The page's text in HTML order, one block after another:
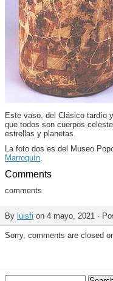
Este vaso, del Clásico tardío
que todos son cuerpos
estrellas y planetas.
La foto dos es del Museo
Marroquín.
Comments
comments
By luisfi on 4 mayo, 2021 ·
Sorry, comments are closed